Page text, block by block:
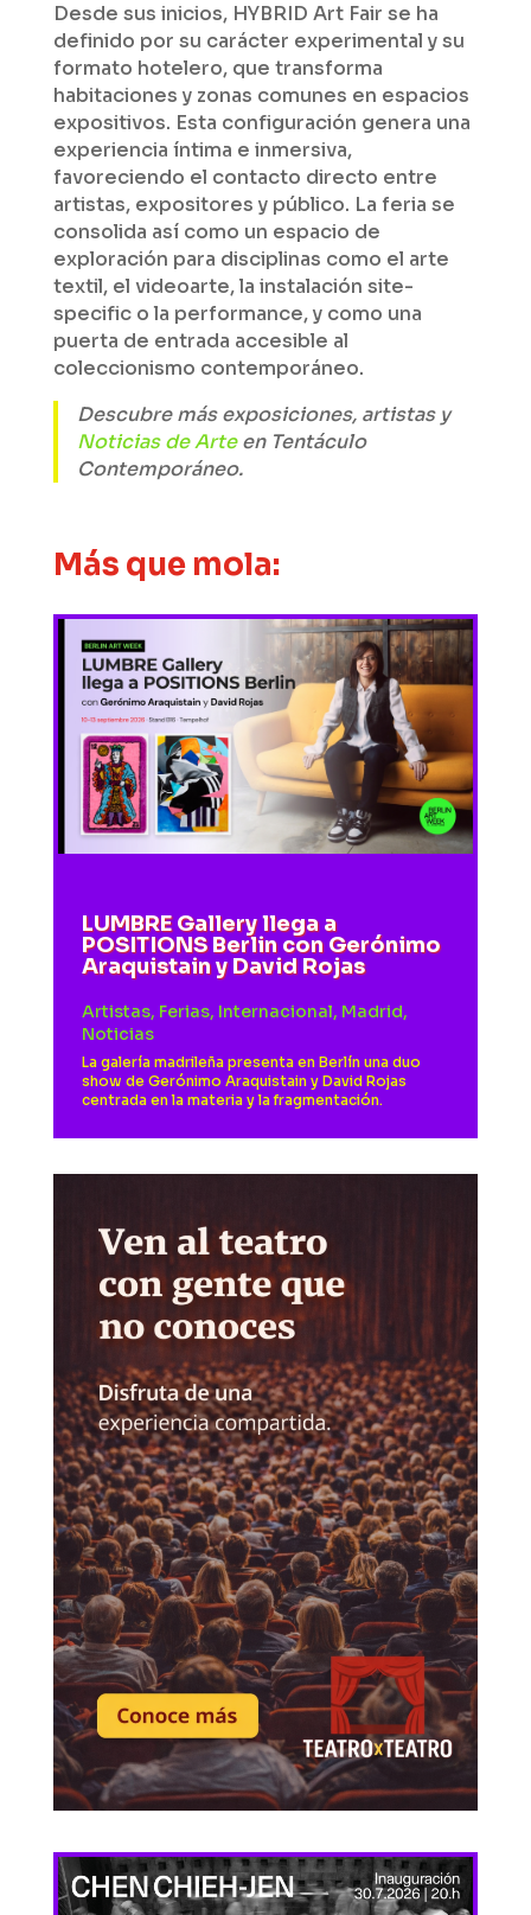
Desde sus inicios, HYBRID Art Fair se ha
definido por su carácter experimental y su
formato hotelero, que transforma
habitaciones y zonas comunes en espacios
expositivos. Esta configuración genera una
experiencia íntima e inmersiva,
favoreciendo el contacto directo entre
artistas, expositores y público. La feria se
consolida así como un espacio de
exploración para disciplinas como el arte
textil, el videoarte, la instalación site-
specific o la performance, y como una
puerta de entrada accesible al
coleccionismo contemporáneo.
Descubre más exposiciones, artistas y
Noticias de Arteen Tentáculo
Contemporáneo.
Más que mola:
LUMBRE Gallery llega a
POSITIONS Berlin con Gerónimo
Araquistain y David Rojas
Artistas, Ferias, Internacional, Madrid,
Noticias
La galería madrileña presenta en Berlín una duo
show de Gerónimo Araquistain y David Rojas
centrada en la materia y la fragmentación.